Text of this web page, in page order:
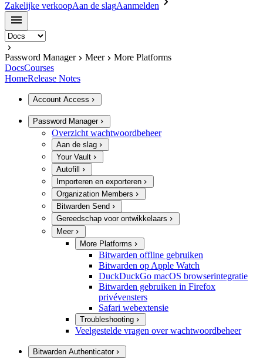
Zakelijke verkoopAan de slagAanmelden
Password Manager Meer
More Platforms
DocsCourses
HomeRelease Notes
Account Access
Password Manager
Overzicht wachtwoordbeheer
Aan de slag
Your Vault
Autofill
Importeren en exporteren
Organization Members
Bitwarden Send
Gereedschap voor ontwikkelaars
Meer
More Platforms
Bitwarden offline gebruiken
Bitwarden op Apple Watch
DuckDuckGo macOS browserintegratie
Bitwarden gebruiken in Firefox
privévensters
Safari webextensie
Troubleshooting
Veelgestelde vragen over wachtwoordbeheer
Bitwarden Authenticator